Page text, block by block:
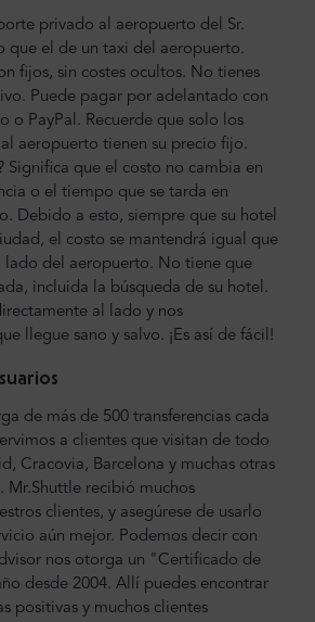
privado al aeropuerto del Sr.
que el de un taxi del aeropuerto.
fijos, sin costes ocultos. No tienes
Puede pagar por adelantado con
o PayPal. Recuerde que solo los
aeropuerto tienen su precio fijo.
Significa que el costo no cambia en
o el tiempo que se tarda en
Debido a esto, siempre que su hotel
el costo se mantendrá igual que
lado del aeropuerto. No tiene que
incluida la búsqueda de su hotel.
al lado y nos
llegue sano y salvo. ¡Es así de fácil!
de más de 500 transferencias cada
a clientes que visitan de todo
Cracovia, Barcelona y muchas otras
Mr.Shuttle recibió muchos
clientes, y asegúrese de usarlo
aún mejor. Podemos decir con
nos otorga un "Certificado de
desde 2004. Allí puedes encontrar
positivas y muchos clientes